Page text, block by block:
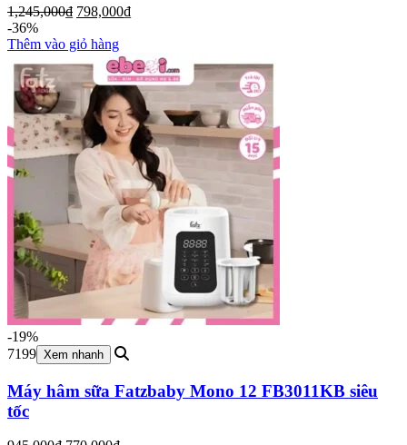
1,245,000₫ Giá
là:
1,245,000₫.
798,000₫Giá
là:
798,000₫.
-36%
Thêm vào giỏ hàng
-19%
7199 Xem nhanh
Máy hâm sữa Fatzbaby Mono 12 FB3011KB siêu
tốc